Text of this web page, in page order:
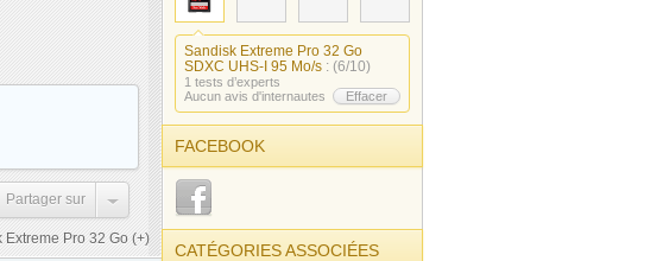
Partager sur
Pro 32 Go (+)
Sandisk Extreme Pro 32 Go
SDXC UHS-I 95 Mo/s : (6/10)
1 tests d’experts
Aucun avis d'internautes
Effacer
FACEBOOK
CATÉGORIES ASSOCIÉES